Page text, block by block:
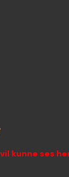
kunne ses